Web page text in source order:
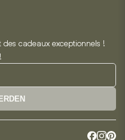
des cadeaux exceptionnels !